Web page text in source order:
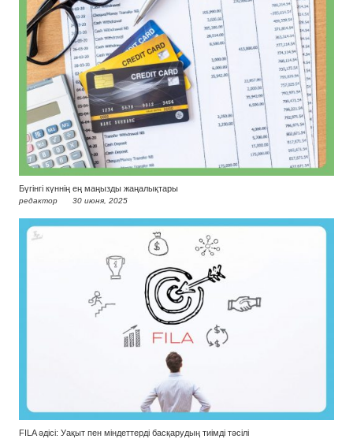
Бүгінгі күннің ең маңызды жаңалықтары
редактор 30 июня, 2025
FILA әдісі: Уақыт пен міндеттерді басқарудың тиімді тәсілі